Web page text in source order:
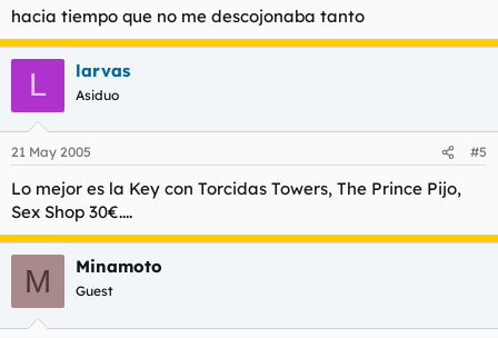
hacia tiempo que no me descojonaba tanto
L larvas
Asiduo
21 May 2005 #5
Lo mejor es la Key con Torcidas Towers, The Prince Pijo,
Sex Shop 30€....
M Minamoto
Guest